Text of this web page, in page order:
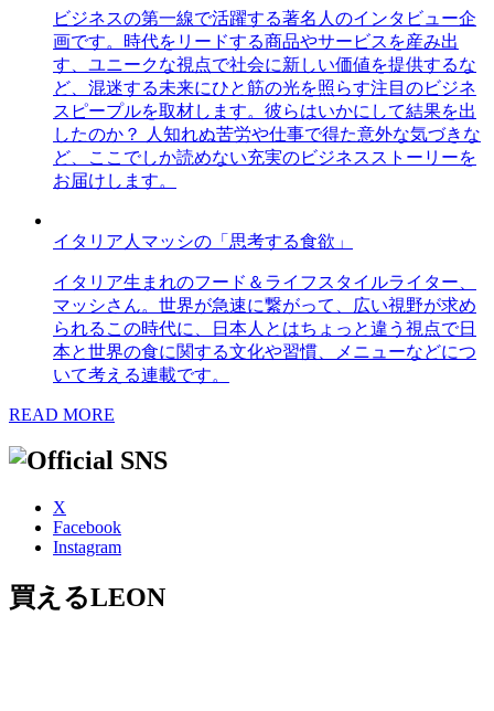
ビジネスの第一線で活躍する著名人のインタビュー企
画です。時代をリードする商品やサービスを産み出
す、ユニークな視点で社会に新しい価値を提供するな
ど、混迷する未来にひと筋の光を照らす注目のビジネ
スピープルを取材します。彼らはいかにして結果を出
したのか？ 人知れぬ苦労や仕事で得た意外な気づきな
ど、ここでしか読めない充実のビジネスストーリーを
お届けします。
イタリア人マッシの「思考する食欲」
イタリア生まれのフード＆ライフスタイルライター、
マッシさん。世界が急速に繋がって、広い視野が求め
られるこの時代に、日本人とはちょっと違う視点で日
本と世界の食に関する文化や習慣、メニューなどにつ
いて考える連載です。
READ MORE
X
Facebook
Instagram
買えるLEON